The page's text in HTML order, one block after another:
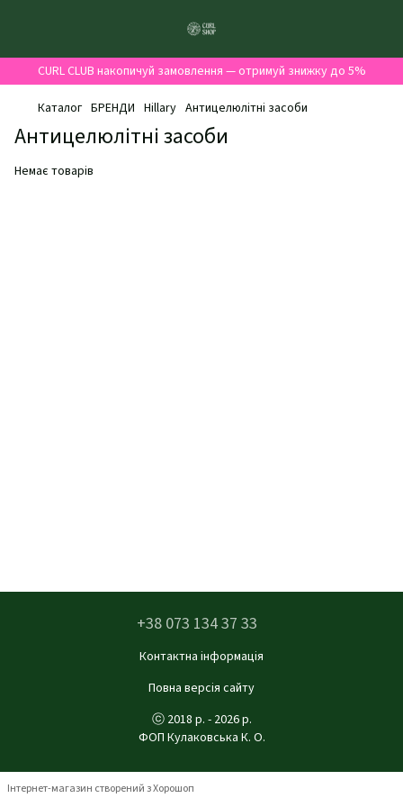
CURL CLUB накопичуй замовлення — отримуй знижку до 5%
Каталог БРЕНДИ Hillary Антицелюлітні засоби
Антицелюлітні засоби
Немає товарів
+38 073 134 37 33
Контактна інформація
Повна версія сайту
ⓒ 2018 р. - 2026 р.
ФОП Кулаковська К. О.
Інтернет-магазин створений з Хорошоп